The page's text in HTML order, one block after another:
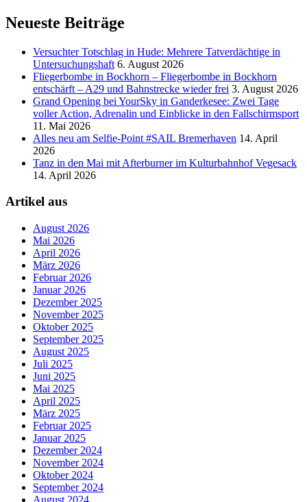
Neueste Beiträge
Versucht­er Totschlag in Hude: Mehrere Tatverdächtige in
Untersuchungshaft 6. August 2026
Fliegerbombe in Bockhorn – Fliegerbombe in Bockhorn
entschärft – A29 und Bahnstrecke wieder frei 3. August 2026
Grand Opening bei YourSky in Ganderkesee: Zwei Tage
voller Action, Adrenalin und Einblicke in den Fallschirmsport
11. Mai 2026
Alles neu am Selfie-Point #SAIL Bremerhaven 14. April
2026
Tanz in den Mai mit Afterburner im Kulturbahnhof Vegesack
14. April 2026
Artikel aus
August 2026
Mai 2026
April 2026
März 2026
Februar 2026
Januar 2026
Dezember 2025
November 2025
Oktober 2025
September 2025
August 2025
Juli 2025
Juni 2025
Mai 2025
April 2025
März 2025
Februar 2025
Januar 2025
Dezember 2024
November 2024
Oktober 2024
September 2024